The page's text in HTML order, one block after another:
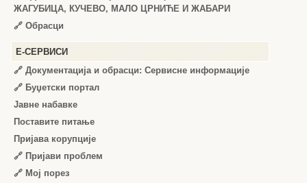
ЖАГУБИЦА, КУЧЕВО, МАЛО ЦРНИЋЕ И ЖАБАРИ
🔗 Обрасци
Е-СЕРВИСИ
🔗 Документација и обрасци: Сервисне информације
🔗 Буџетски портал
Јавне набавке
Поставите питање
Пријава корупције
🔗 Пријави проблем
🔗 Мој порез